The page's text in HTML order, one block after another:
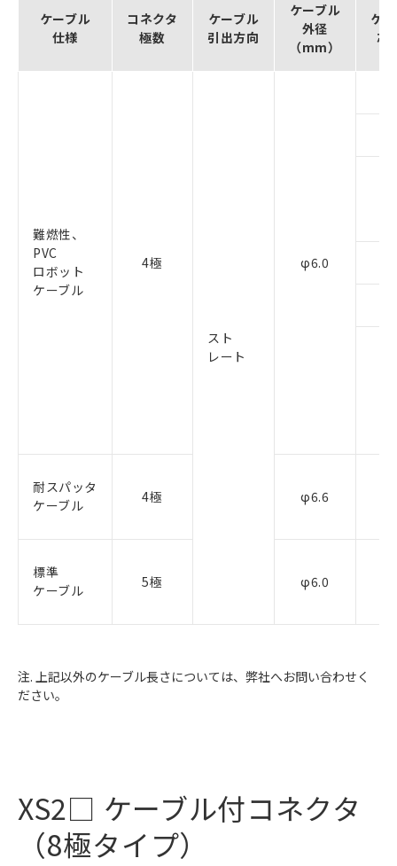
ケーブル
仕様
コネクタ
極数
ケーブル
引出方向
ケーブル
外径
（mm）
ケ
芯
難燃性、
PVC
ロボット
ケーブル
4極
スト
レート
φ6.0
耐スパッタ
ケーブル
4極 φ6.6
標準
ケーブル
5極 φ6.0
注. 上記以外のケーブル長さについては、弊社へお問い合わせく
ださい。
XS2□ ケーブル付コネクタ
（8極タイプ）